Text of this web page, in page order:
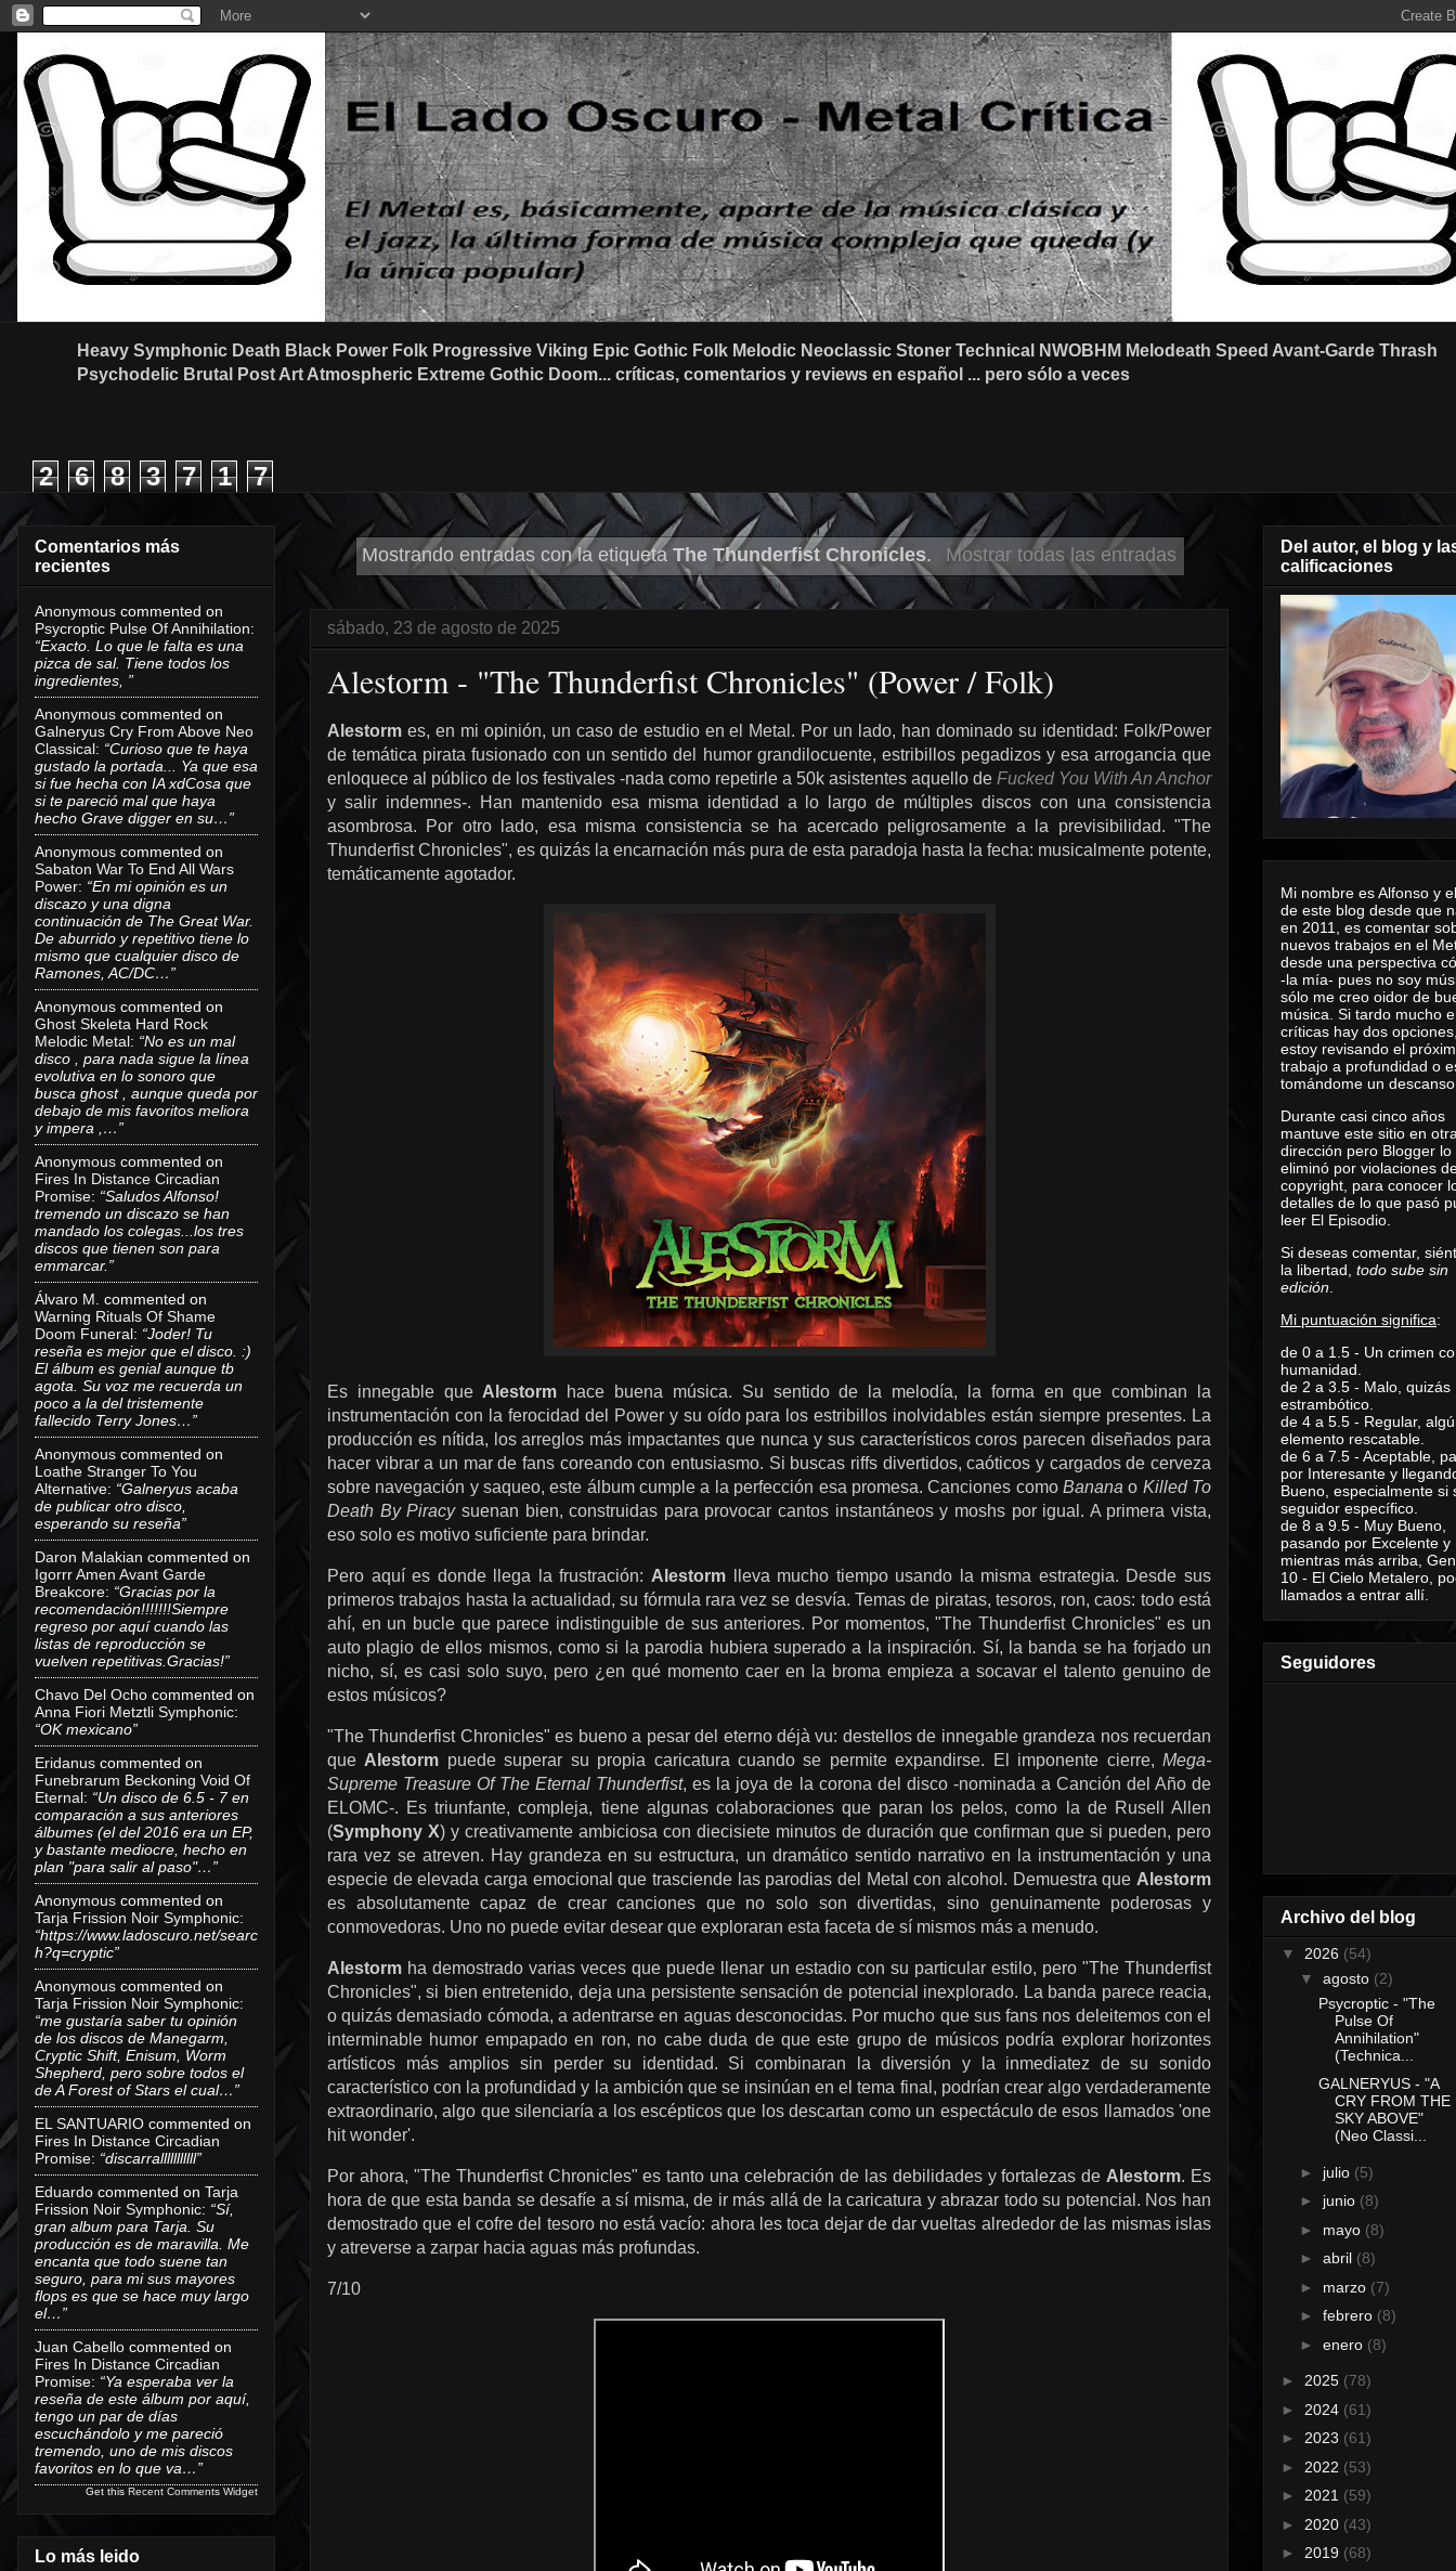
Heavy Symphonic Death Black Power Folk Progressive Viking Epic Gothic Folk Melodic Neoclassic Stoner Technical NWOBHM Melodeath Speed Avant-Garde Thrash
Psychodelic Brutal Post Art Atmospheric Extreme Gothic Doom... críticas, comentarios y reviews en español ... pero sólo a veces
2 6 8 3 7 1 7
Mostrando entradas con la etiquetaThe Thunderfist Chronicles. Mostrar todas las entradas
sábado, 23 de agosto de 2025
Alestorm - "The Thunderfist Chronicles" (Power / Folk)
Alestorm es, en mi opinión, un caso de estudio en el Metal. Por un lado, han dominado su identidad: Folk/Power
de temática pirata fusionado con un sentido del humor grandilocuente, estribillos pegadizos y esa arrogancia que
enloquece al público de los festivales -nada como repetirle a 50k asistentes aquello de Fucked You With An Anchor
y salir indemnes-. Han mantenido esa misma identidad a lo largo de múltiples discos con una consistencia
asombrosa. Por otro lado, esa misma consistencia se ha acercado peligrosamente a la previsibilidad. "The
Thunderfist Chronicles", es quizás la encarnación más pura de esta paradoja hasta la fecha: musicalmente potente,
temáticamente agotador.
Es innegable que Alestorm hace buena música. Su sentido de la melodía, la forma en que combinan la
instrumentación con la ferocidad del Power y su oído para los estribillos inolvidables están siempre presentes. La
producción es nítida, los arreglos más impactantes que nunca y sus característicos coros parecen diseñados para
hacer vibrar a un mar de fans coreando con entusiasmo. Si buscas riffs divertidos, caóticos y cargados de cerveza
sobre navegación y saqueo, este álbum cumple a la perfección esa promesa. Canciones como Banana o Killed To
Death By Piracysuenan bien, construidas para provocar cantos instantáneos y moshs por igual. A primera vista,
eso solo es motivo suficiente para brindar.
Pero aquí es donde llega la frustración: Alestormlleva mucho tiempo usando la misma estrategia. Desde sus
primeros trabajos hasta la actualidad, su fórmula rara vez se desvía. Temas de piratas, tesoros, ron, caos: todo está
ahí, en un bucle que parece indistinguible de sus anteriores. Por momentos, "The Thunderfist Chronicles" es un
auto plagio de ellos mismos, como si la parodia hubiera superado a la inspiración. Sí, la banda se ha forjado un
nicho, sí, es casi solo suyo, pero ¿en qué momento caer en la broma empieza a socavar el talento genuino de
estos músicos?
"The Thunderfist Chronicles" es bueno a pesar del eterno déjà vu: destellos de innegable grandeza nos recuerdan
que Alestorm puede superar su propia caricatura cuando se permite expandirse. El imponente cierre,Mega-
Supreme Treasure Of The Eternal Thunderfist, es la joya de la corona del disco -nominada a Canción del Año de
ELOMC-. Es triunfante, compleja, tiene algunas colaboraciones que paran los pelos, como la de Rusell Allen
(Symphony X) y creativamente ambiciosa con diecisiete minutos de duración que confirman que si pueden, pero
rara vez se atreven. Hay grandeza en su estructura, un dramático sentido narrativo en la instrumentación y una
especie de elevada carga emocional que trasciende las parodias del Metal con alcohol. Demuestra que Alestorm
es absolutamente capaz de crear canciones que no solo son divertidas, sino genuinamente poderosas y
conmovedoras. Uno no puede evitar desear que exploraran esta faceta de sí mismos más a menudo.
Alestorm ha demostrado varias veces que puede llenar un estadio con su particular estilo, pero "The Thunderfist
Chronicles", si bien entretenido, deja una persistente sensación de potencial inexplorado. La banda parece reacia,
o quizás demasiado cómoda, a adentrarse en aguas desconocidas. Por mucho que sus fans nos deleitemos con el
interminable humor empapado en ron, no cabe duda de que este grupo de músicos podría explorar horizontes
artísticos más amplios sin perder su identidad. Si combinaran la diversión y la inmediatez de su sonido
característico con la profundidad y la ambición que se insinúan en el tema final, podrían crear algo verdaderamente
extraordinario, algo que silenciaría a los escépticos que los descartan como un espectáculo de esos llamados 'one
hit wonder'.
Por ahora, "The Thunderfist Chronicles" es tanto una celebración de las debilidades y fortalezas de Alestorm. Es
hora de que esta banda se desafíe a sí misma, de ir más allá de la caricatura y abrazar todo su potencial. Nos han
demostrado que el cofre del tesoro no está vacío: ahora les toca dejar de dar vueltas alrededor de las mismas islas
y atreverse a zarpar hacia aguas más profundas.
7/10
Comentarios más
recientes
Anonymous commented on
Psycroptic Pulse Of Annihilation:
“Exacto. Lo que le falta es una
pizca de sal. Tiene todos los
ingredientes, ”
Anonymous commented on
Galneryus Cry From Above Neo
Classical: “Curioso que te haya
gustado la portada... Ya que esa
si fue hecha con IA xdCosa que
si te pareció mal que haya
hecho Grave digger en su…”
Anonymous commented on
Sabaton War To End All Wars
Power: “En mi opinión es un
discazo y una digna
continuación de The Great War.
De aburrido y repetitivo tiene lo
mismo que cualquier disco de
Ramones, AC/DC…”
Anonymous commented on
Ghost Skeleta Hard Rock
Melodic Metal: “No es un mal
disco , para nada sigue la línea
evolutiva en lo sonoro que
busca ghost , aunque queda por
debajo de mis favoritos meliora
y impera ,…”
Anonymous commented on
Fires In Distance Circadian
Promise: “Saludos Alfonso!
tremendo un discazo se han
mandado los colegas...los tres
discos que tienen son para
emmarcar.”
Álvaro M. commented on
Warning Rituals Of Shame
Doom Funeral: “Joder! Tu
reseña es mejor que el disco. :)
El álbum es genial aunque tb
agota. Su voz me recuerda un
poco a la del tristemente
fallecido Terry Jones…”
Anonymous commented on
Loathe Stranger To You
Alternative: “Galneryus acaba
de publicar otro disco,
esperando su reseña”
Daron Malakian commented on
Igorrr Amen Avant Garde
Breakcore: “Gracias por la
recomendación!!!!!!!Siempre
regreso por aquí cuando las
listas de reproducción se
vuelven repetitivas.Gracias!”
Chavo Del Ocho commented on
Anna Fiori Metztli Symphonic:
“OK mexicano”
Eridanus commented on
Funebrarum Beckoning Void Of
Eternal: “Un disco de 6.5 - 7 en
comparación a sus anteriores
álbumes (el del 2016 era un EP,
y bastante mediocre, hecho en
plan "para salir al paso"…”
Anonymous commented on
Tarja Frission Noir Symphonic:
“https://www.ladoscuro.net/searc
h?q=cryptic”
Anonymous commented on
Tarja Frission Noir Symphonic:
“me gustaría saber tu opinión
de los discos de Manegarm,
Cryptic Shift, Enisum, Worm
Shepherd, pero sobre todos el
de A Forest of Stars el cual…”
EL SANTUARIO commented on
Fires In Distance Circadian
Promise: “discarralllllllllll”
Eduardo commented on Tarja
Frission Noir Symphonic: “Sí,
gran album para Tarja. Su
producción es de maravilla. Me
encanta que todo suene tan
seguro, para mi sus mayores
flops es que se hace muy largo
el…”
Juan Cabello commented on
Fires In Distance Circadian
Promise: “Ya esperaba ver la
reseña de este álbum por aquí,
tengo un par de días
escuchándolo y me pareció
tremendo, uno de mis discos
favoritos en lo que va…”
Get this Recent Comments Widget
Lo más leido
Del autor, el blog y
calificaciones
Mi nombre es Alfonso y
de este blog desde que
en 2011, es comentar
nuevos trabajos en el
desde una perspectiva
-la mía- pues no soy
sólo me creo oidor de
música. Si tardo mucho
críticas hay dos
estoy revisando el
trabajo a profundidad o
tomándome un
Durante casi cinco años
mantuve este sitio en
dirección pero Blogger lo
eliminó por violaciones
copyright, para conocer
detalles de lo que pasó
leer El Episodio
Si deseas comentar,
la libertad, todo sube sin
edición
Mi puntuación significa:
de 0 a 1.5 - Un crimen
humanidad.
de 2 a 3.5 - Malo, quizás
estrambótico.
de 4 a 5.5 - Regular,
elemento rescatable.
de 6 a 7.5 - Aceptable,
por Interesante y
Bueno, especialmente si
seguidor específico.
de 8 a 9.5 - Muy Bueno,
pasando por Excelente y
mientras más arriba,
10 - El Cielo Metalero,
llamados a entrar allí.
Seguidores
Archivo del blog
▼ 2026 (54)
▼ agosto (2)
Psycroptic - "The
Pulse Of
Annihilation"
(Technica...
GALNERYUS - "A
CRY FROM THE
SKY ABOVE"
(Neo Classi...
► julio (5)
► junio (8)
► mayo (8)
► abril (8)
► marzo (7)
► febrero (8)
► enero (8)
► 2025 (78)
► 2024 (61)
► 2023 (61)
► 2022 (53)
► 2021 (59)
► 2020 (43)
► 2019 (68)